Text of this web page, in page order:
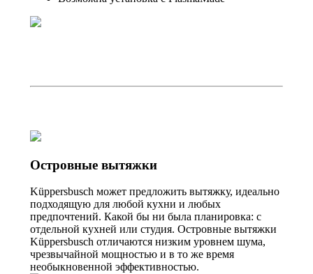
Островные вытяжки
Küppersbusch может предложить вытяжку, идеально
подходящую для любой кухни и любых
предпочтений. Какой бы ни была планировка: с
отдельной кухней или студия. Островные вытяжки
Küppersbusch отличаются низким уровнем шума,
чрезвычайной мощностью и в то же время
необыкновенной эффективностью.